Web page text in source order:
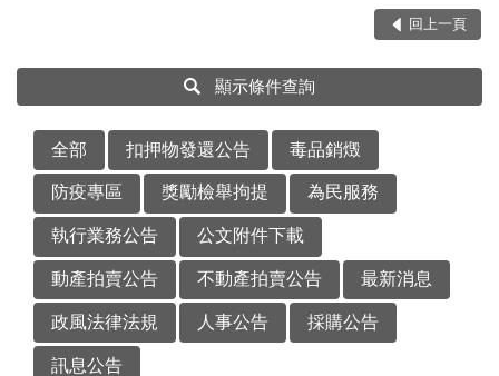
回上一頁
顯示條件查詢
全部 扣押物發還公告 毒品銷燬
防疫專區 獎勵檢舉拘提 為民服務
執行業務公告 公文附件下載
動產拍賣公告 不動產拍賣公告 最新消息
政風法律法規 人事公告 採購公告
訊息公告